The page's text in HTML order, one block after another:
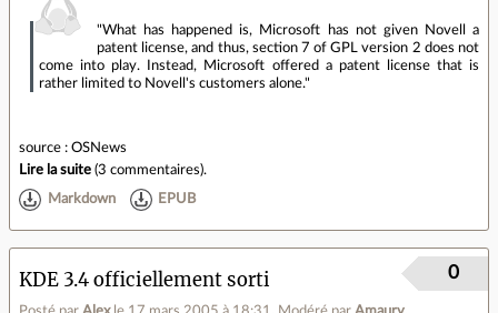
"What has happened is, Microsoft has not given Novell a
patent license, and thus, section 7 of GPL version 2 does not
come into play. Instead, Microsoft offered a patent license that is
rather limited to Novell's customers alone."
source : OSNews
Lire la suite (3 commentaires).
Markdown EPUB
KDE 3.4 officiellement sorti 0